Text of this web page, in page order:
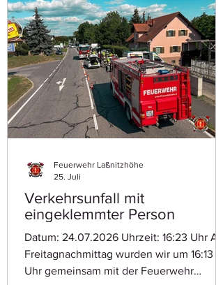
kurzer Zeit wieder ins Rüsthaus einrücken
konnten.
Verkehrsunfall mit
eingeklemmter Person
Datum: 24.07.2026 Uhrzeit: 16:23 Uhr Am
Freitagnachmittag wurden wir um 16:13
Uhr gemeinsam mit der Feuerwehr
Feuerwehr Laßnitzhöhe
25. Juli